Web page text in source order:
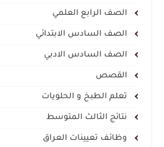
الصف الرابع العلمي
الصف السادس الابتدائي
الصف السادس الادبي
القصص
تعلم الطبخ و الحلويات
نتائج الثالث المتوسط
وظائف تعيينات العراق